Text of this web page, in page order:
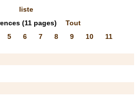
liste
(11 pages)
Tout
5 6 7 8 9 10 11